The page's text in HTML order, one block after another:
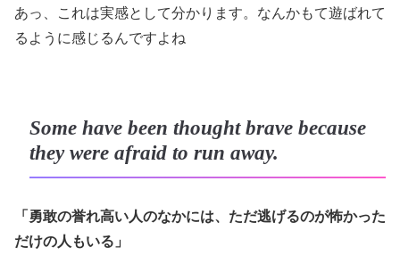
あっ、これは実感として分かります。なんかもて遊ばれて
るように感じるんですよね
Some have been thought brave because
they were afraid to run away.
「勇敢の誉れ高い人のなかには、ただ逃げるのが怖かった
だけの人もいる」